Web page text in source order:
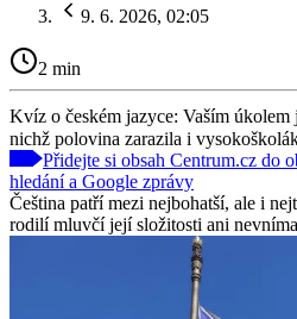
9. 6. 2026, 02:05
2 min
Kvíz o českém jazyce: Vaším
nichž polovina zarazila i
Přidejte si obsah Centrum.cz do
hledání a Google zprávy
Čeština patří mezi nejbohatší, ale i
rodilí mluvčí její složitosti ani